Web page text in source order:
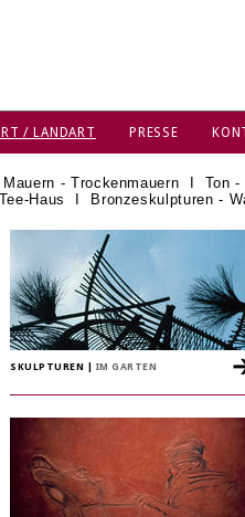
/ LANDART PRESSE
Mauern - Trockenmauern Ton -
Haus Bronzeskulpturen -
SKULPTUREN IM GARTEN